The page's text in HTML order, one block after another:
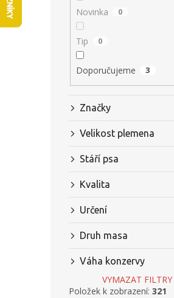
Novinka 0
Tip 0
Doporučujeme 3
Značky
Velikost plemena
Stáří psa
Kvalita
Určení
Druh masa
Váha konzervy
VYMAZAT FILTRY
Položek k zobrazení: 321